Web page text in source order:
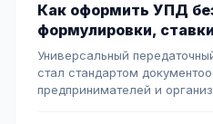
Как оформить УПД
формулировки,
Универсальный
стал стандартом
предпринимателей и